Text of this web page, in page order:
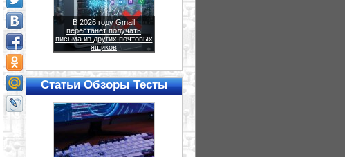
В 2026 году Gmail
перестанет получать
письма из других почтовых
ящиков
Статьи Обзоры Тесты